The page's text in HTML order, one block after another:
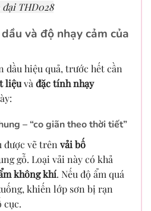
THD028
và độ nhạy cảm của
dầu hiệu quả, trước hết cần
liệuvà đặc tính nhạy
– “co giãn theo thời tiết”
được vẽ trênvải bố
gỗ. Loại vải này có khả
không khí. Nếu độ ẩm quá
khiến lớp sơn bị rạn
cục.